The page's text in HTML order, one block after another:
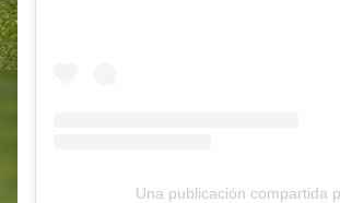
Una publicación compartida